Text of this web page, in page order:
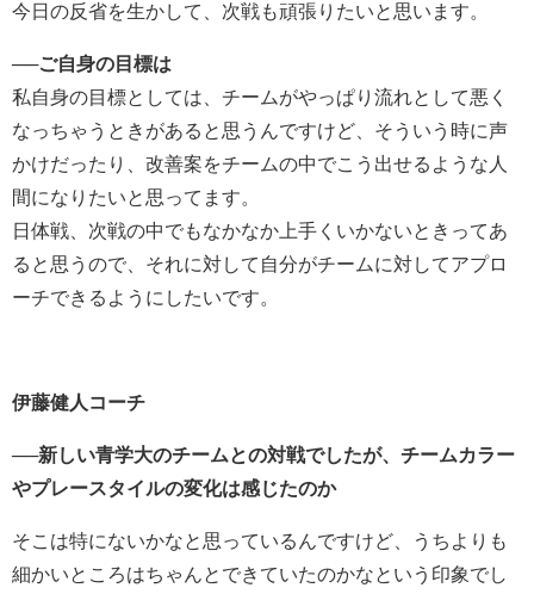
今日の反省を生かして、次戦も頑張りたいと思います。
──ご自身の目標は
私自身の目標としては、チームがやっぱり流れとして悪く
なっちゃうときがあると思うんですけど、そういう時に声
かけだったり、改善案をチームの中でこう出せるような人
間になりたいと思ってます。
日体戦、次戦の中でもなかなか上手くいかないときってあ
ると思うので、それに対して自分がチームに対してアプロ
ーチできるようにしたいです。
伊藤健人コーチ
──新しい青学大のチームとの対戦でしたが、チームカラー
やプレースタイルの変化は感じたのか
そこは特にないかなと思っているんですけど、うちよりも
細かいところはちゃんとできていたのかなという印象でし